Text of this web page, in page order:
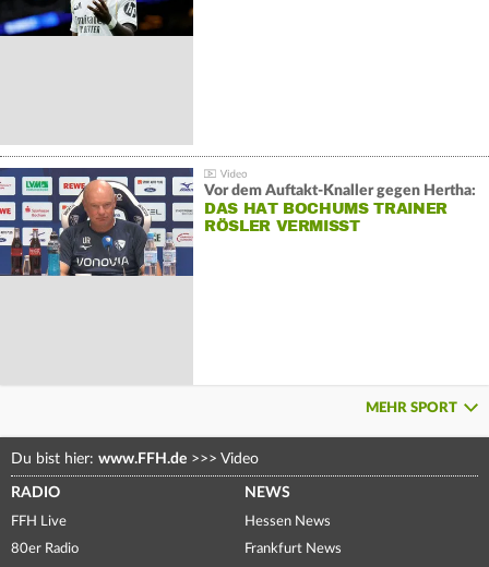
Vor dem Auftakt-Knaller gegen Hertha:
DAS HAT BOCHUMS TRAINER
RÖSLER VERMISST
MEHR SPORT
Du bist hier: www.FFH.de >>> Video
RADIO
FFH Live
80er Radio
NEWS
Hessen News
Frankfurt News